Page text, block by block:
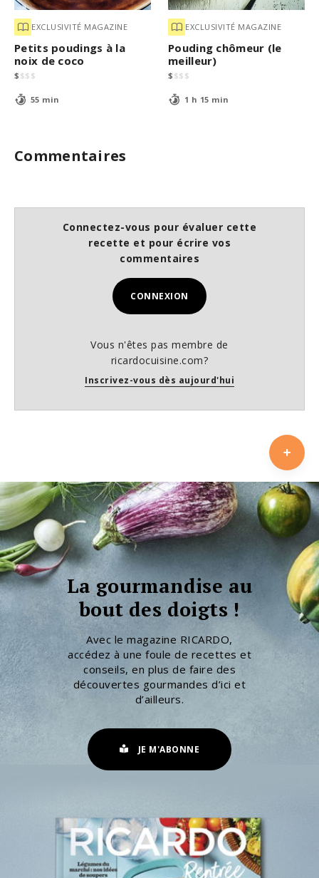
EXCLUSIVITÉ MAGAZINE
Petits poudings à la
noix de coco
$ $$ $
55 min
EXCLUSIVITÉ MAGAZINE
Pouding chômeur (le
meilleur)
$ $$ $
1 h 15 min
Commentaires
Connectez-vous pour évaluer cette
recette et pour écrire vos
commentaires
CONNEXION
Vous n'êtes pas membre de
ricardocuisine.com?
Inscrivez-vous dès aujourd'hui
La gourmandise au
bout des doigts !
Avec le magazine RICARDO,
accédez à une foule de recettes et
conseils, en plus de faire des
découvertes gourmandes d’ici et
d’ailleurs.
JE M'ABONNE